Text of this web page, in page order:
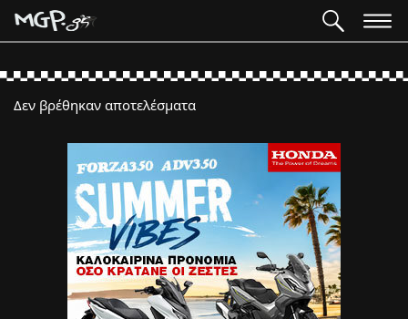
Δεν βρέθηκαν αποτελέσματα